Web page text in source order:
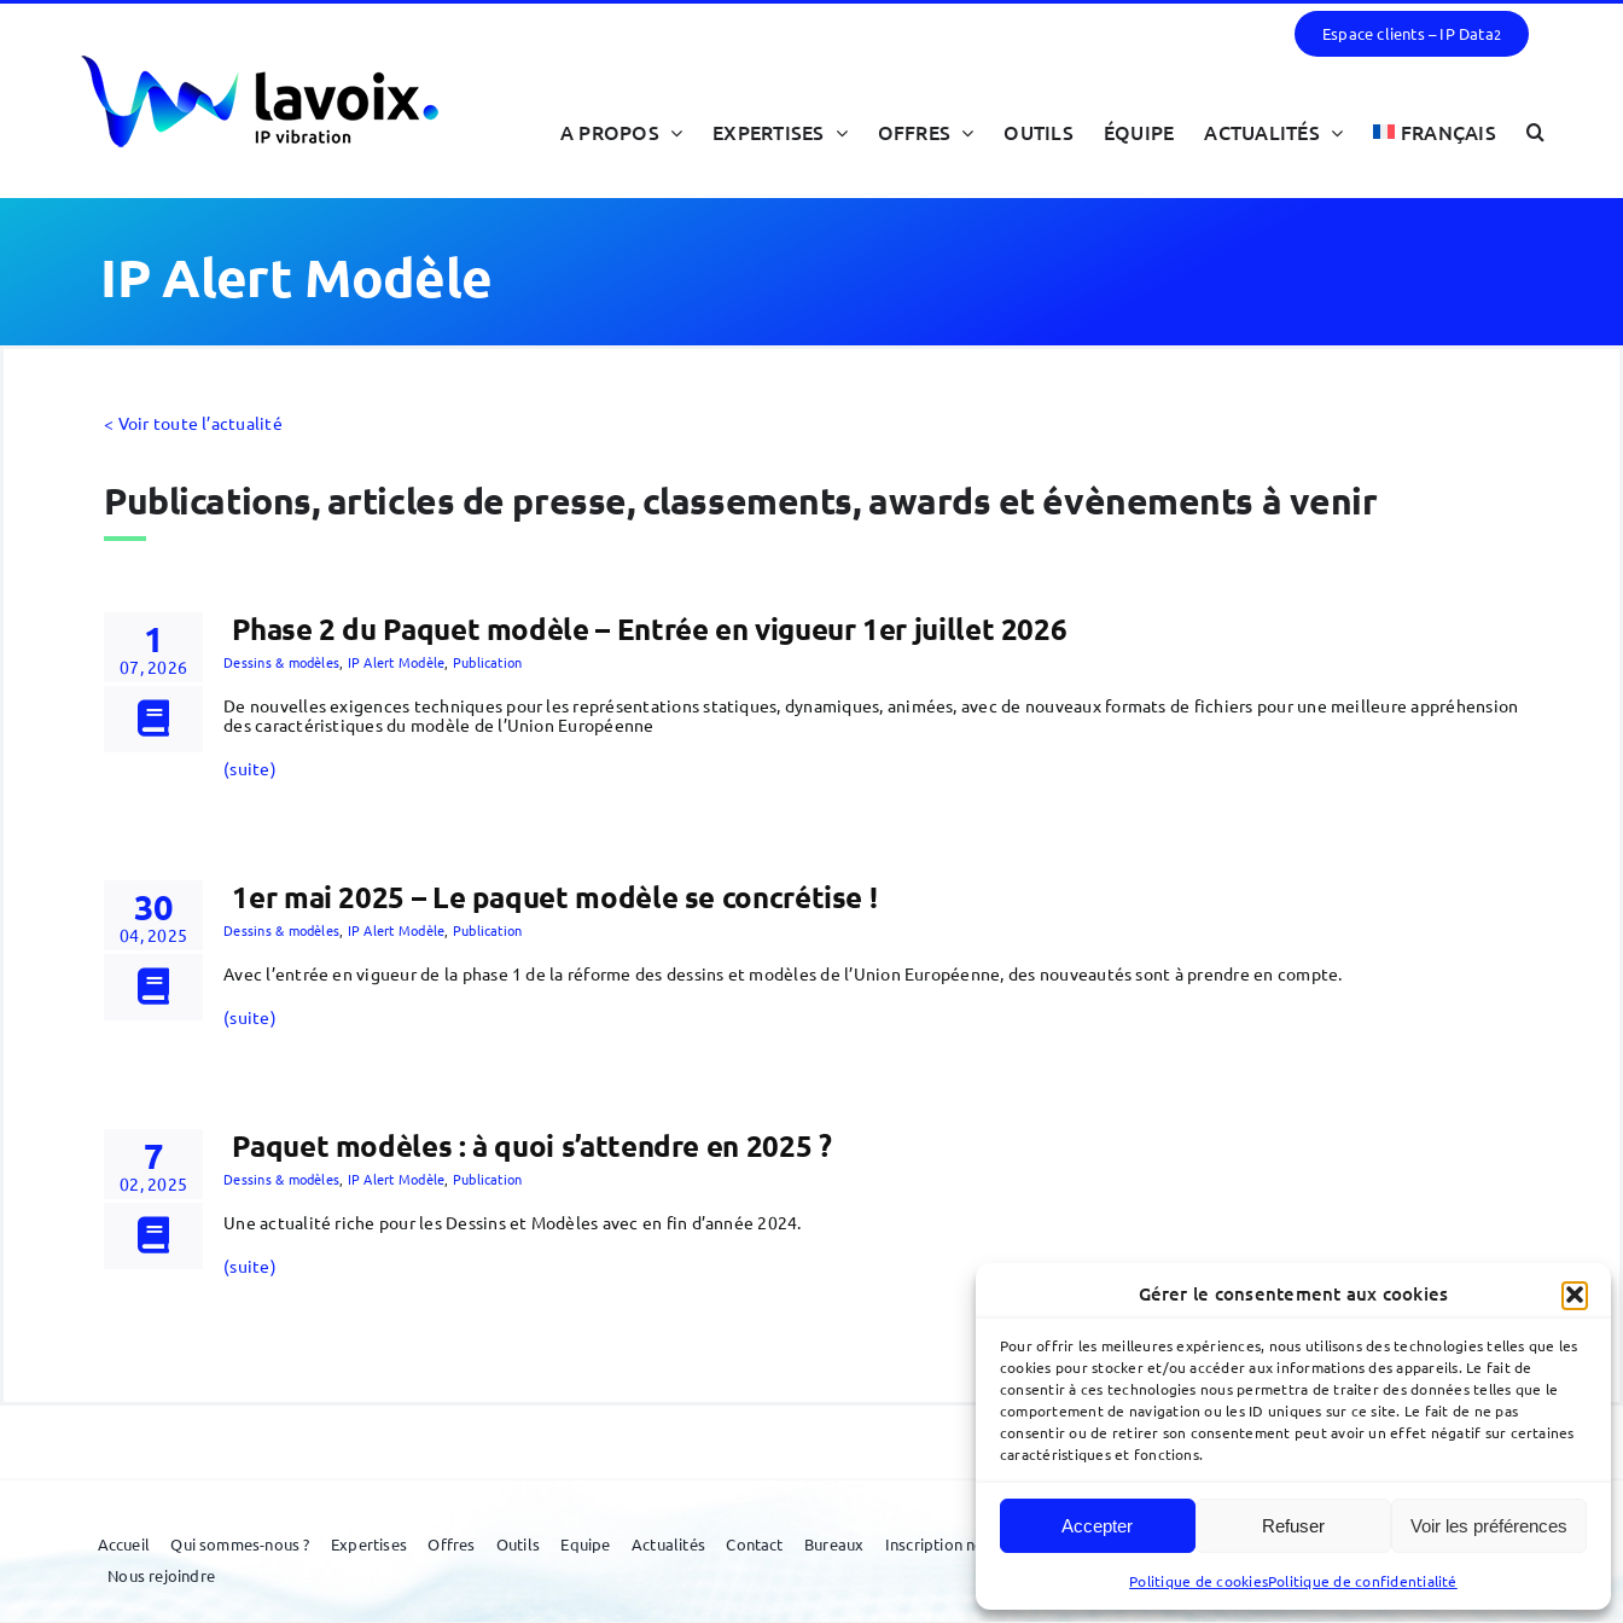
Gérer le consentement aux cookies
Pour offrir les meilleures expériences, nous utilisons des technologies telles que les
cookies pour stocker et/ou accéder aux informations des appareils. Le fait de
consentir à ces technologies nous permettra de traiter des données telles que le
comportement de navigation ou les ID uniques sur ce site. Le fait de ne pas
consentir ou de retirer son consentement peut avoir un effet négatif sur certaines
caractéristiques et fonctions.
Accepter Refuser Voir les préférences
Politique de cookiesPolitique de confidentialité
Espace clients – IP Data2
A PROPOS EXPERTISES OFFRES OUTILS ÉQUIPE ACTUALITÉS FRANÇAIS
IP Alert Modèle
< Voir toute l’actualité
Publications, articles de presse, classements, awards et évènements à venir
1
07, 2026
Phase 2 du Paquet modèle – Entrée en vigueur 1er juillet 2026
Dessins & modèles IP Alert Modèle Publication
De nouvelles exigences techniques pour les représentations statiques, dynamiques, animées, avec de nouveaux formats de fichiers pour une meilleure appréhension
des caractéristiques du modèle de l’Union Européenne
(suite)
30
04, 2025
1er mai 2025 – Le paquet modèle se concrétise !
Dessins & modèles IP Alert Modèle Publication
Avec l’entrée en vigueur de la phase 1 de la réforme des dessins et modèles de l’Union Européenne, des nouveautés sont à prendre en compte.
(suite)
7
02, 2025
Paquet modèles : à quoi s’attendre en 2025 ?
Dessins & modèles IP Alert Modèle Publication
Une actualité riche pour les Dessins et Modèles avec en fin d’année 2024.
(suite)
Accueil Qui sommes-nous ? Expertises Offres Outils Equipe Actualités Contact Bureaux
Inscription newsletter
Nous rejoindre